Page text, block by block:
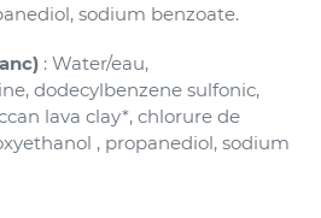
sodium benzoate.
: Water/eau,
dodecylbenzene sulfonic,
lava clay*, chlorure de
, propanediol, sodium